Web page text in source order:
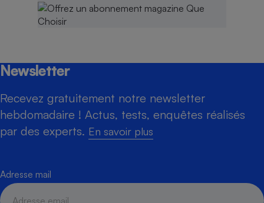
Newsletter
Recevez gratuitement notre newsletter
hebdomadaire ! Actus, tests, enquêtes réalisés
par des experts. En savoir plus
Adresse mail